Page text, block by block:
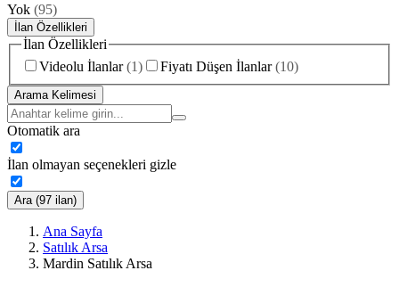
Yok (95)
İlan Özellikleri
İlan Özellikleri
Videolu İlanlar (1) Fiyatı Düşen İlanlar (10)
Arama Kelimesi
Otomatik ara
İlan olmayan seçenekleri gizle
Ara (97 ilan)
Ana Sayfa
Satılık Arsa
Mardin Satılık Arsa